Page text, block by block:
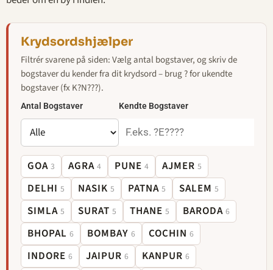
Krydsordshjælper
Filtrér svarene på siden: Vælg antal bogstaver, og skriv de
bogstaver du kender fra dit krydsord – brug ? for ukendte
bogstaver (fx K?N???).
Antal Bogstaver Kendte Bogstaver
GOA 3 AGRA 4 PUNE 4 AJMER 5
DELHI 5 NASIK 5 PATNA 5 SALEM 5
SIMLA 5 SURAT 5 THANE 5 BARODA 6
BHOPAL 6 BOMBAY 6 COCHIN 6
INDORE 6 JAIPUR 6 KANPUR 6